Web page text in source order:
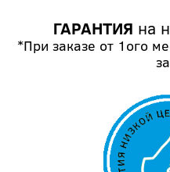
ГАРАНТИЯ на
*При заказе от 1ого